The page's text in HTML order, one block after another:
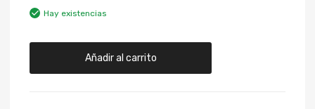
Hay existencias
Añadir al carrito